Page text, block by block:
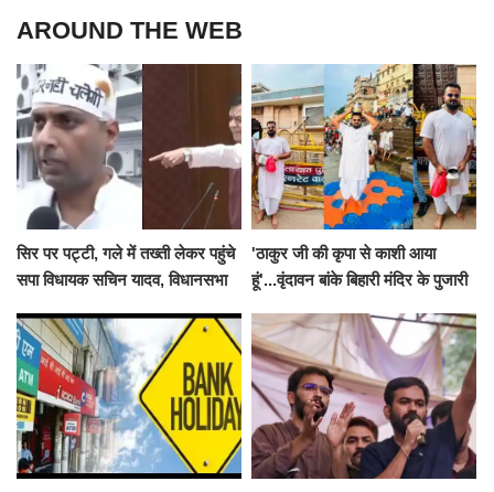
AROUND THE WEB
सिर पर पट्टी, गले में तख्ती लेकर पहुंचे
सपा विधायक सचिन यादव, विधानसभा
निलंबित
'ठाकुर जी की कृपा से काशी आया
हूं'...वृंदावन बांके बिहारी मंदिर के पुजारी
जलाभिषेक